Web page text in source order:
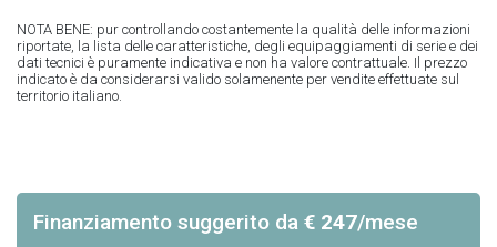
NOTA BENE: pur controllando costantemente la qualità delle informazioni
riportate, la lista delle caratteristiche, degli equipaggiamenti di serie e dei
dati tecnici è puramente indicativa e non ha valore contrattuale. Il prezzo
indicato è da considerarsi valido solamenente per vendite effettuate sul
territorio italiano.
Finanziamento suggerito da € 247/mese